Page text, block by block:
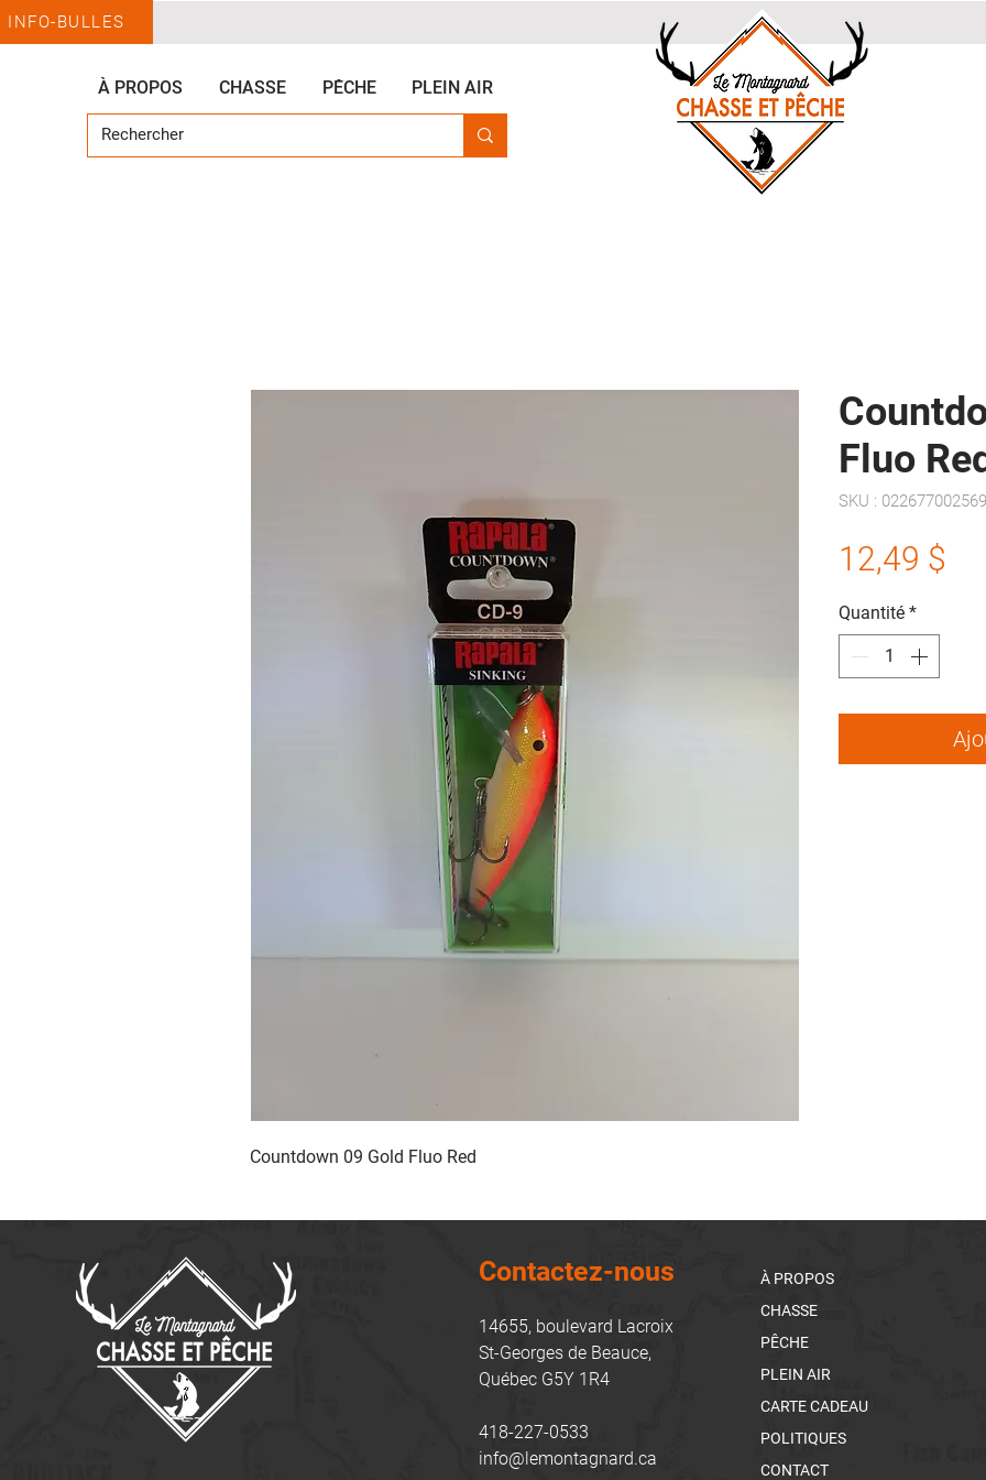
INFO-BULLES
À PROPOS CHASSE PÊCHE PLEIN AIR
Countdown 09 Gold Fluo Red
Fluo Red
SKU : 022677002569
12,49 $
Quantité *
Contactez-nous
14655, boulevard Lacroix
St-Georges de Beauce,
Québec G5Y 1R4
418-227-0533
info@lemontagnard.ca
À PROPOS
CHASSE
PÊCHE
PLEIN AIR
CARTE CADEAU
POLITIQUES
CONTACT